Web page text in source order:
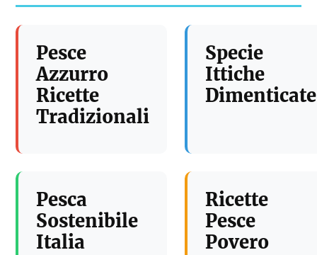
Pesce
Azzurro
Ricette
Tradizionali
Specie
Ittiche
Dimenticate
Pesca
Sostenibile
Italia
Ricette
Pesce
Povero